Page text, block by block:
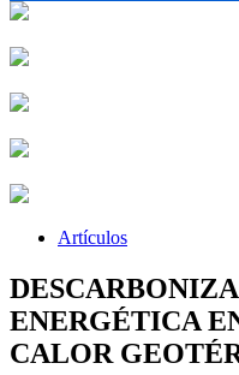
Artículos
ENERGÉTICA
CALOR